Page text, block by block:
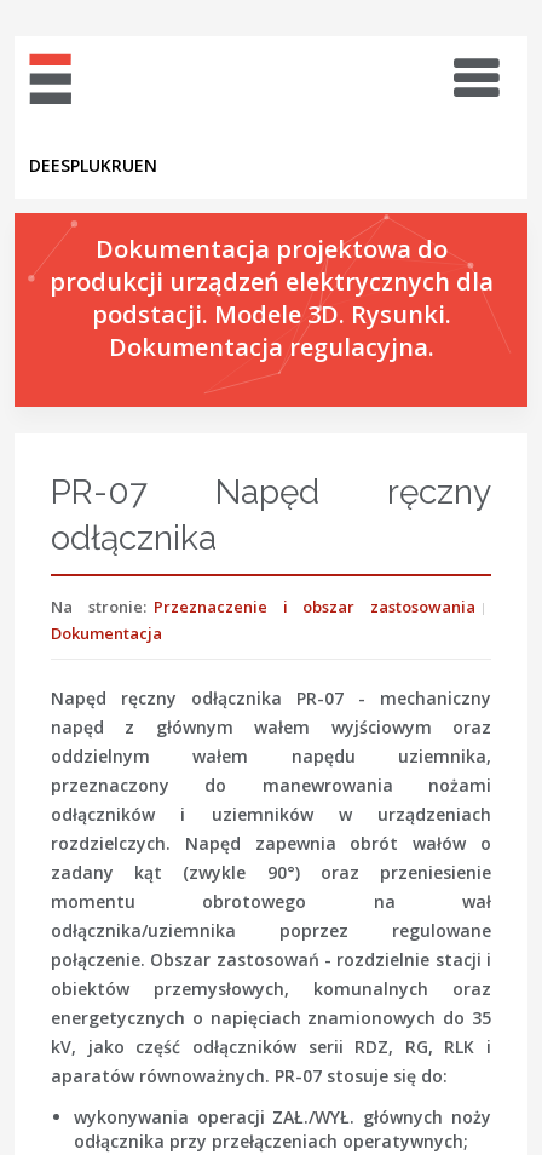
DEESPLUKRUEN
Dokumentacja projektowa do
produkcji urządzeń elektrycznych dla
podstacji. Modele 3D. Rysunki.
Dokumentacja regulacyjna.
PR-07 Napęd ręczny
odłącznika
Na stronie: Przeznaczenie i obszar zastosowania
Dokumentacja
Napęd ręczny odłącznika PR-07 - mechaniczny
napęd z głównym wałem wyjściowym oraz
oddzielnym wałem napędu uziemnika,
przeznaczony do manewrowania nożami
odłączników i uziemników w urządzeniach
rozdzielczych. Napęd zapewnia obrót wałów o
zadany kąt (zwykle 90°) oraz przeniesienie
momentu obrotowego na wał
odłącznika/uziemnika poprzez regulowane
połączenie. Obszar zastosowań - rozdzielnie stacji i
obiektów przemysłowych, komunalnych oraz
energetycznych o napięciach znamionowych do 35
kV, jako część odłączników serii RDZ, RG, RLK i
aparatów równoważnych. PR-07 stosuje się do:
wykonywania operacji ZAŁ./WYŁ. głównych noży
odłącznika przy przełączeniach operatywnych;